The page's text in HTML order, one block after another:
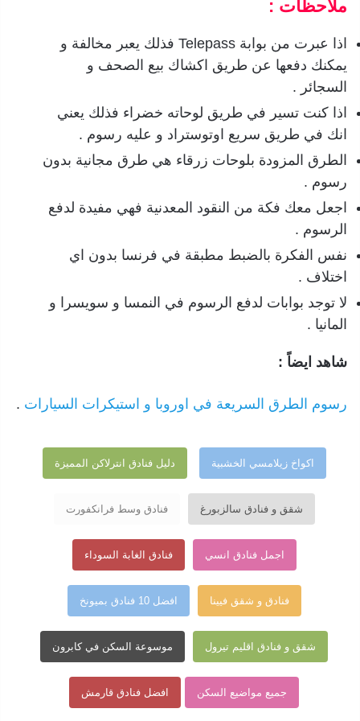
ملاحظات :
اذا عبرت من بوابة Telepass فذلك يعبر مخالفة و
يمكنك دفعها عن طريق اكشاك بيع الصحف و
السجائر .
اذا كنت تسير في طريق لوحاته خضراء فذلك يعني
انك في طريق سريع اوتوستراد و عليه رسوم .
الطرق المزودة بلوحات زرقاء هي طرق مجانية بدون
رسوم .
اجعل معك فكة من النقود المعدنية فهي مفيدة لدفع
الرسوم .
نفس الفكرة بالضبط مطبقة في فرنسا بدون اي
اختلاف .
لا توجد بوابات لدفع الرسوم في النمسا و سويسرا و
المانيا .
شاهد ايضاً :
رسوم الطرق السريعة في اوروبا و استيكرات السيارات .
اكواخ زيلامسي الخشبية دليل فنادق انترلاكن المميزة
شقق و فنادق سالزبورغ فنادق وسط فرانكفورت
اجمل فنادق انسي فنادق الغابة السوداء
فنادق و شقق فيينا افضل 10 فنادق بميونخ
شقق و فنادق اقليم تيرول موسوعة السكن في كابرون
جميع مواضيع السكن افضل فنادق قارمش